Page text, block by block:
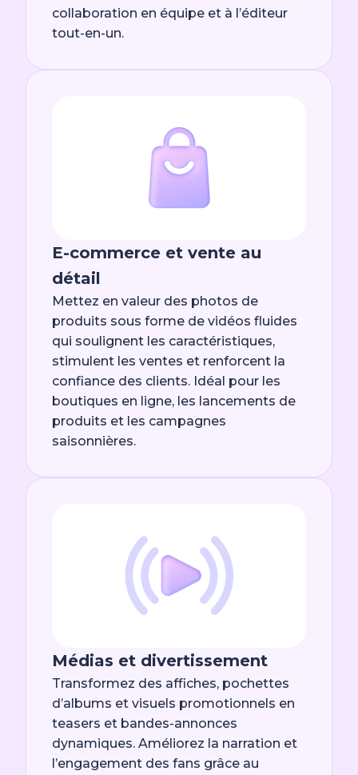
collaboration en équipe et à l’éditeur
tout-en-un.
E-commerce et vente au
détail
Mettez en valeur des photos de
produits sous forme de vidéos fluides
qui soulignent les caractéristiques,
stimulent les ventes et renforcent la
confiance des clients. Idéal pour les
boutiques en ligne, les lancements de
produits et les campagnes
saisonnières.
Médias et divertissement
Transformez des affiches, pochettes
d’albums et visuels promotionnels en
teasers et bandes-annonces
dynamiques. Améliorez la narration et
l’engagement des fans grâce au